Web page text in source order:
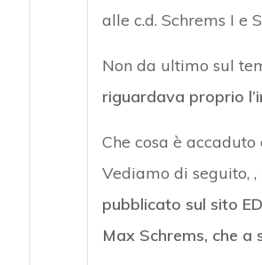
alle c.d. Schrems I e
Non da ultimo sul
riguardava proprio
Che cosa è
Vediamo di seguito, ,
pubblicato sul sito
Max Schrems, che